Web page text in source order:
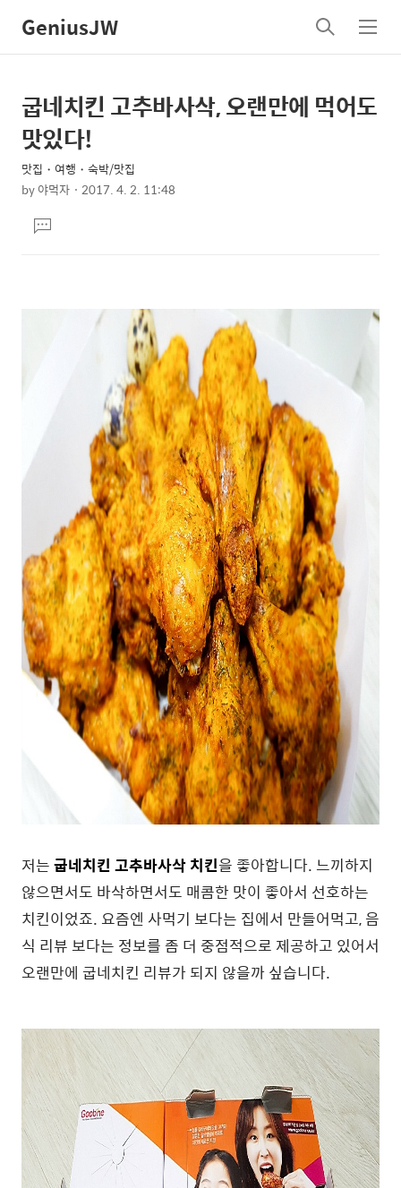
GeniusJW
검
색
메
뉴
상
세
컨
텐
본
문
제
목
굽네치킨 고추바사삭, 오랜만에 먹어도
맛있다!
맛집・여행・숙박/맛집
by야먹자 2017. 4. 2. 11:48
문댓
글
저는굽네치킨 고추바사삭 치킨을 좋아합니다. 느끼하지
않으면서도 바삭하면서도 매콤한 맛이 좋아서 선호하는
치킨이었죠. 요즘엔 사먹기 보다는 집에서 만들어먹고, 음
식 리뷰 보다는 정보를 좀 더 중점적으로 제공하고 있어서
오랜만에 굽네치킨 리뷰가 되지 않을까 싶습니다.